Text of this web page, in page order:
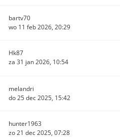
bartv70
wo 11 feb 2026, 20:29
Hk87
za 31 jan 2026, 10:54
melandri
do 25 dec 2025, 15:42
hunter1963
zo 21 dec 2025, 07:28